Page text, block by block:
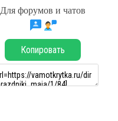
Для форумов и чатов
Копировать